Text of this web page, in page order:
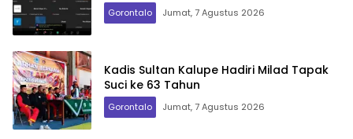
Gorontalo Jumat, 7 Agustus 2026
Kadis Sultan Kalupe Hadiri Milad Tapak
Suci ke 63 Tahun
Gorontalo Jumat, 7 Agustus 2026